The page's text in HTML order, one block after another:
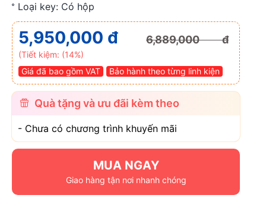
Loại key: Có hộp
5,950,000 đ 6,889,000 đ
(Tiết kiệm: (14%)
Giá đã bao gồm VAT
Bảo hành theo từng linh kiện
Quà tặng và ưu đãi kèm theo
- Chưa có chương trình khuyến mãi
MUA NGAY
Giao hàng tận nơi nhanh chóng